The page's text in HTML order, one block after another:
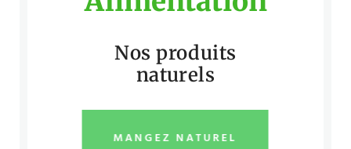
Nos produits
naturels
MANGEZ NATUREL